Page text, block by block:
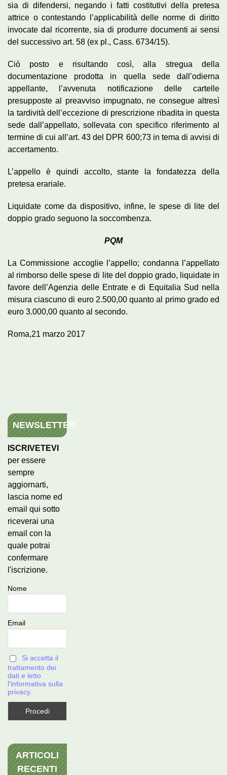
sia di difendersi, negando i fatti costitutivi della pretesa
attrice o contestando l’applicabilità delle norme di diritto
invocate dal ricorrente, sia di produrre documenti ai sensi
del successivo art. 58 (ex pl., Cass. 6734/15).
Ciò posto e risultando così, alla stregua della
documentazione prodotta in quella sede dall’odierna
appellante, l’avvenuta notificazione delle cartelle
presupposte al preavviso impugnato, ne consegue altresì
la tardività dell’eccezione di prescrizione ribadita in questa
sede dall’appellato, sollevata con specifico riferimento al
termine di cui all’art. 43 del DPR 600;73 in tema di avvisi di
accertamento.
L’appello è quindi accolto, stante la fondatezza della
pretesa erariale.
Liquidate come da dispositivo, infine, le spese di lite del
doppio grado seguono la soccombenza.
PQM
La Commissione accoglie l’appello; condanna l’appellato
al rimborso delle spese di lite del doppio grado, liquidate in
favore dell’Agenzia delle Entrate e di Equitalia Sud nella
misura ciascuno di euro 2.500,00 quanto al primo grado ed
euro 3.000,00 quanto al secondo.
Roma,21 marzo 2017
NEWSLETTER
ISCRIVETEVI
per essere
sempre
aggiornarti,
lascia nome ed
email qui sotto
riceverai una
email con la
quale potrai
confermare
l'iscrizione.
Nome
Email
Si accetta il
trattamento dei
dati e letto
l'informativa sulla
privacy.
ARTICOLI
RECENTI